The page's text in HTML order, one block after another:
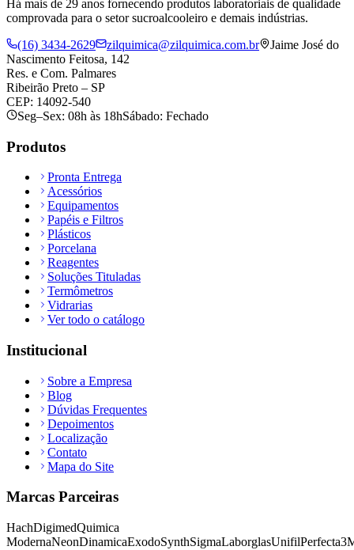
Há mais de 29 anos fornecendo produtos laboratoriais de qualidade
comprovada para o setor sucroalcooleiro e demais indústrias.
(16) 3434-2629
zilquimica@zilquimica.com.br
Jaime José do
Nascimento Feitosa, 142
Res. e Com. Palmares
Ribeirão Preto – SP
CEP: 14092-540
Seg–Sex: 08h às 18hSábado: Fechado
Produtos
Pronta Entrega
Acessórios
Equipamentos
Papéis e Filtros
Plásticos
Porcelana
Reagentes
Soluções Tituladas
Termômetros
Vidrarias
Ver todo o catálogo
Institucional
Sobre a Empresa
Blog
Dúvidas Frequentes
Depoimentos
Localização
Contato
Mapa do Site
Marcas Parceiras
HachDigimedQuimica
ModernaNeonDinamicaExodoSynthSigmaLaborglasUnifilPerfecta